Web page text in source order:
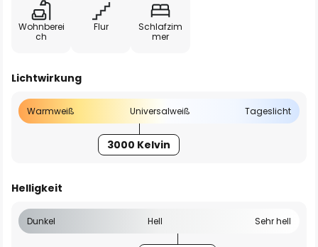
Wohnberei
ch
Flur
Schlafzim
mer
Lichtwirkung
Warmweiß Universalweiß Tageslicht
3000 Kelvin
Helligkeit
Dunkel Hell Sehr hell